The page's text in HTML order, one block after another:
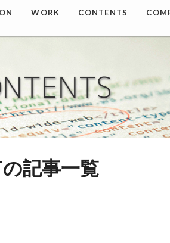
WORK CONTENTS
記事一覧